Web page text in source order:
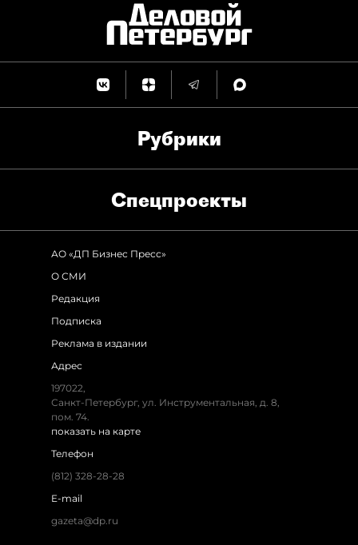
Рубрики
Спец­проекты
АО «ДП Бизнес Пресс»
О СМИ
Редакция
Подписка
Реклама в издании
Адрес
197022,
Санкт-Петербург, ул. Инструментальная, д. 8,
пом. 74.
показать на карте
Телефон
(812) 328-28-28
E-mail
gazeta@dp.ru